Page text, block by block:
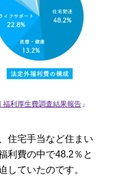
福利厚生費調査結果報告」
住宅手当など住まい
利費の中で48.2％と
していたのです。